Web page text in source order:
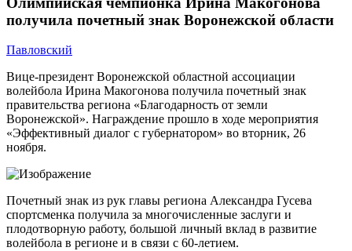
получила почетный знак Воронежской области
Павловский
Вице-президент Воронежской областной ассоциации
волейбола Ирина Макогонова получила почетный знак
правительства региона «Благодарность от земли
Воронежской». Награждение прошло в ходе мероприятия
«Эффективный диалог с губернатором» во вторник, 26
ноября.
Почетный знак из рук главы региона Александра Гусева
спортсменка получила за многочисленные заслуги и
плодотворную работу, большой личный вклад в развитие
волейбола в регионе и в связи с 60-летием.